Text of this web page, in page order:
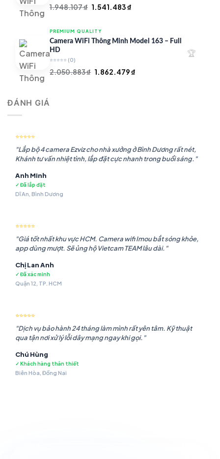
1.948.107₫ Giá
là:
1.948.107 ₫.
1.541.483₫
là:
PREMIUM QUALITY
Camera WiFi Thông Minh Model 163 – Full
HD
⭐⭐⭐⭐⭐ (0)
2.050.883₫ Giá
1.862.479₫
🏆
ĐÁNH GIÁ
⭐⭐⭐⭐⭐
"Lắp bộ 4 camera Ezviz cho nhà xưởng ở Bình Dương rất nét,
Khánh tư vấn nhiệt tình, lắp đặt cực nhanh trong buổi sáng."
Anh Minh
✓ Đã lắp đặt
Dĩ An, Bình Dương
⭐⭐⭐⭐⭐
"Giá tốt nhất khu vực HCM. Camera wifi Imou bắt sóng khỏe,
app dùng mượt. Sẽ ủng hộ Vietcam TEAM lâu dài."
Chị Lan Anh
✓ Đã xác minh
Quận 12, TP. HCM
⭐⭐⭐⭐⭐
"Dịch vụ bảo hành 24 tháng làm mình rất yên tâm. Kỹ thuật
qua tận nơi xử lý lỗi dây mạng ngay khi gọi."
Chú Hùng
✓ Khách hàng thân thiết
Biên Hòa, Đồng Nai